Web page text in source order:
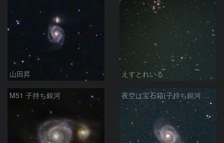
山田昇 えすとれいる
M51 子持ち銀河 夜空は宝石箱(子持ち銀河 M51) Seestar50